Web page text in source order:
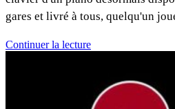
gares et livré à tous, quelqu'un
Continuer la lecture